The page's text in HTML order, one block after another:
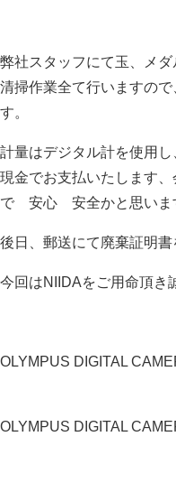
弊社スタッフにて玉、
清掃作業全て行いますの
す。
計量はデジタル計を使用し
現金でお支払いたします
で 安心 安全かと思いま
後日、郵送にて廃棄証明書
今回はNIIDAをご用命頂き
OLYMPUS DIGITAL
OLYMPUS DIGITAL